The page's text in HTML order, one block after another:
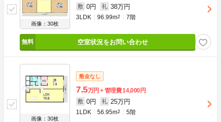
画像：30枚
敷 0円 礼 38万円
3LDK 96.99m2 7階
空室状況をお問い合わせ
画像：30枚
敷金なし
7.5万円 管理費14,000円
敷 0円 礼 25万円
1LDK 56.95m2 5階